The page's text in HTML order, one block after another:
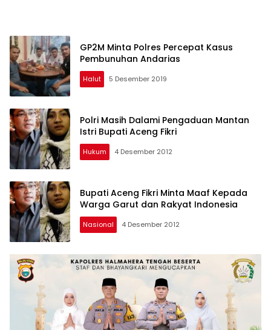
GP2M Minta Polres Percepat Kasus
Pembunuhan Andarias
Halut 5 Desember 2019
Polri Masih Dalami Pengaduan Mantan
Istri Bupati Aceng Fikri
Hukum 4 Desember 2012
Bupati Aceng Fikri Minta Maaf Kepada
Warga Garut dan Rakyat Indonesia
Nasional 4 Desember 2012